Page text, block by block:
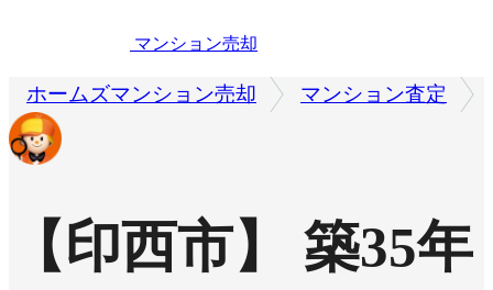
マンション売却
ホームズマンション売却 マンション査定
【印西市】 築35年